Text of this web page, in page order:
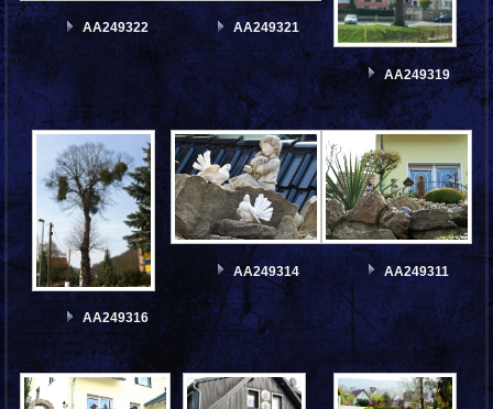
AA249322 AA249321
AA249319
AA249316
AA249314 AA249311